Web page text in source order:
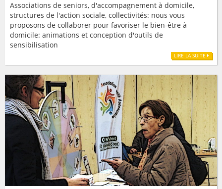
Associations de seniors, d'accompagnement à domicile,
structures de l'action sociale, collectivités: nous vous
proposons de collaborer pour favoriser le bien-être à
domicile: animations et conception d'outils de
sensibilisation
LIRE LA SUITE